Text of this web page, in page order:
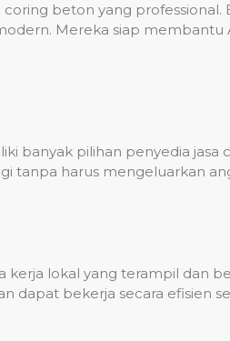
beton yang
Mereka siap membantu
banyak pilihan penyedia
tanpa harus mengeluarkan
lokal yang terampil dan
bekerja secara efisien